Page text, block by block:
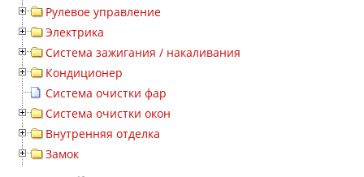
Рулевое управление
Электрика
Система зажигания / накаливания
Кондиционер
Система очистки фар
Система очистки окон
Внутренняя отделка
Замок